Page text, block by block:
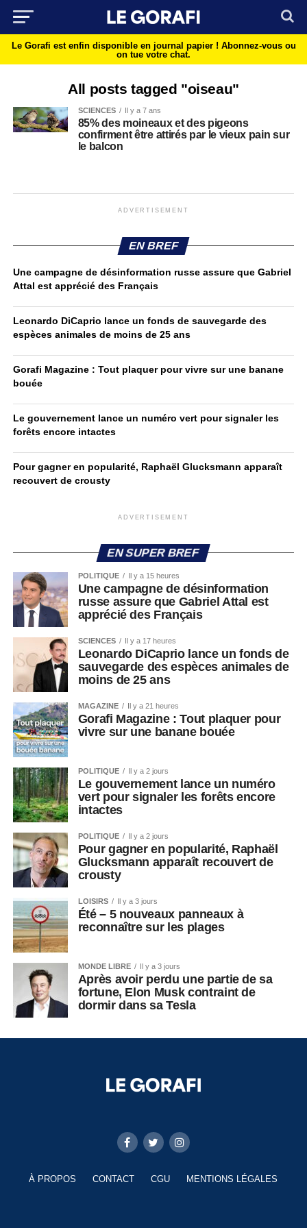
Le Gorafi est enfin disponible en journal papier ! Abonnez-vous ou
on tue votre chat.
All posts tagged "oiseau"
SCIENCES Il y a 7 ans
85% des moineaux et des pigeons
confirment être attirés par le vieux pain sur
le balcon
ADVERTISEMENT
EN BREF
Une campagne de désinformation russe assure que Gabriel
Attal est apprécié des Français
Leonardo DiCaprio lance un fonds de sauvegarde des
espèces animales de moins de 25 ans
Gorafi Magazine : Tout plaquer pour vivre sur une banane
bouée
Le gouvernement lance un numéro vert pour signaler les
forêts encore intactes
Pour gagner en popularité, Raphaël Glucksmann apparaît
recouvert de crousty
ADVERTISEMENT
EN SUPER BREF
POLITIQUE Il y a 15 heures
Une campagne de désinformation
russe assure que Gabriel Attal est
apprécié des Français
SCIENCES Il y a 17 heures
Leonardo DiCaprio lance un fonds de
sauvegarde des espèces animales de
moins de 25 ans
MAGAZINE Il y a 21 heures
Gorafi Magazine : Tout plaquer pour
vivre sur une banane bouée
POLITIQUE Il y a 2 jours
Le gouvernement lance un numéro
vert pour signaler les forêts encore
intactes
POLITIQUE Il y a 2 jours
Pour gagner en popularité, Raphaël
Glucksmann apparaît recouvert de
crousty
LOISIRS Il y a 3 jours
Été – 5 nouveaux panneaux à
reconnaître sur les plages
MONDE LIBRE Il y a 3 jours
Après avoir perdu une partie de sa
fortune, Elon Musk contraint de
dormir dans sa Tesla
À PROPOS CONTACT CGU MENTIONS LÉGALES